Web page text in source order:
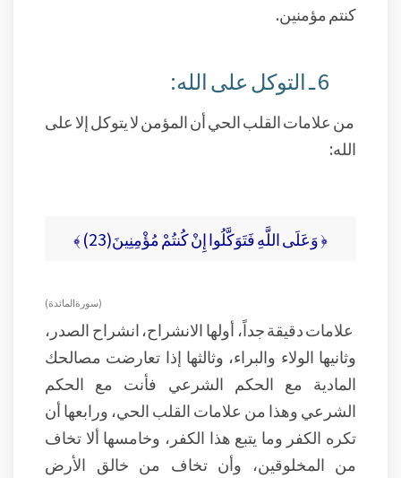
كنتم مؤمنين.
6 ـ التوكل على الله:
من علامات القلب الحي أن المؤمن لا يتوكل إلا على
الله:
﴿ وَعَلَى اللَّهِ فَتَوَكَّلُوا إِنْ كُنتُمْ مُؤْمِنِينَ(23) ﴾
( سورة المائدة )
علامات دقيقة جداً، أولها الانشراح، انشراح الصدر،
وثانيها الولاء والبراء، وثالثها إذا تعارضت مصالحك
المادية مع الحكم الشرعي فأنت مع الحكم
الشرعي وهذا من علامات القلب الحي، ورابعها أن
تكره الكفر وما يتبع هذا الكفر، وخامسها ألا تخاف
من المخلوقين، وأن تخاف من خالق الأرض